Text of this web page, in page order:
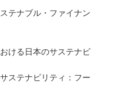
テナブル・ファイナン
る日本のサステナビ
テナビリティ：フー